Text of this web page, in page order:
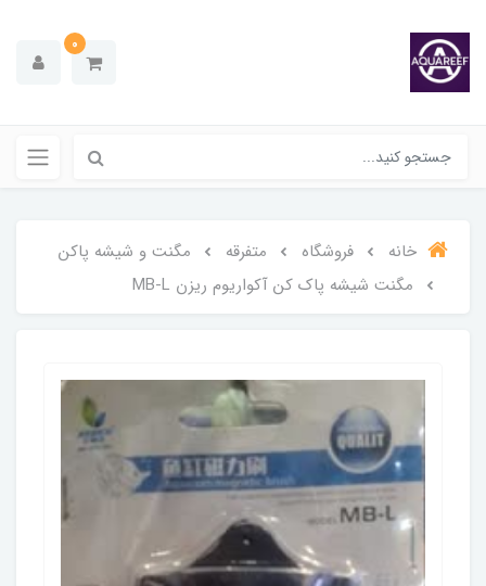
0
خانه فروشگاه متفرقه
مگنت و شیشه پاکن
مگنت شیشه پاک کن آکواریوم ریزن MB-L